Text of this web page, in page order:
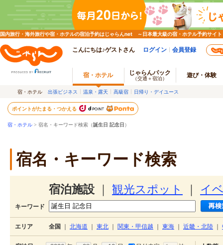
国内旅行・海外旅行や宿・ホテルの宿泊予約はじゃらんnet ～日本最大級の宿・ホテル予約サイト
こんにちは♪ゲストさん ログイン 会員登録
宿・ホテル じゃらんパック
（交通＋宿泊） 遊び・体験
宿・ホテル 出張ビジネス 温泉・露天 高級宿 日帰り・デイユース
ポイントがたまる・つかえる
宿・ホテル > 宿名・キーワード検索（誕生日 記念日 ）
宿名・キーワード検索
宿泊施設 観光スポット イ
キーワード
エリア 全国 北海道 東北 関東・甲信越 東海 近畿・北陸